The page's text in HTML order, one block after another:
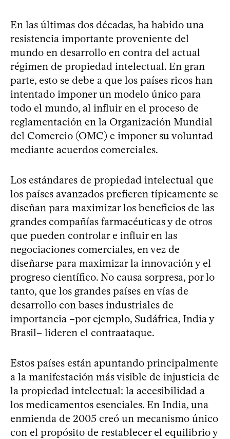
En las últimas dos décadas, ha habido una
resistencia importante proveniente del
mundo en desarrollo en contra del actual
régimen de propiedad intelectual. En gran
parte, esto se debe a que los países ricos han
intentado imponer un modelo único para
todo el mundo, al influir en el proceso de
reglamentación en la Organización Mundial
del Comercio (OMC) e imponer su voluntad
mediante acuerdos comerciales.
Los estándares de propiedad intelectual que
los países avanzados prefieren típicamente se
diseñan para maximizar los beneficios de las
grandes compañías farmacéuticas y de otros
que pueden controlar e influir en las
negociaciones comerciales, en vez de
diseñarse para maximizar la innovación y el
progreso científico. No causa sorpresa, por lo
tanto, que los grandes países en vías de
desarrollo con bases industriales de
importancia –por ejemplo, Sudáfrica, India y
Brasil– lideren el contraataque.
Estos países están apuntando principalmente
a la manifestación más visible de injusticia de
la propiedad intelectual: la accesibilidad a
los medicamentos esenciales. En India, una
enmienda de 2005 creó un mecanismo único
con el propósito de restablecer el equilibrio y